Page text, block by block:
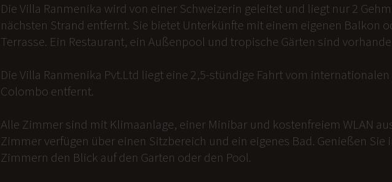
Die Villa Ranmenika wird von einer Schweizerin geleitet und liegt nur 2
nächsten Strand entfernt. Sie bietet Unterkünfte mit einem eigenen Balkon
Terrasse. Ein Restaurant, ein Außenpool und tropische Gärten sind
Die Villa Ranmenika Pvt.Ltd liegt eine 2,5-stündige Fahrt vom internationalen
Colombo entfernt.
Alle Zimmer sind mit Klimaanlage, einer Minibar und kostenfreiem WLAN
Zimmer verfügen über einen Sitzbereich und ein eigenes Bad. Genießen Sie
Zimmern den Blick auf den Garten oder den Pool.